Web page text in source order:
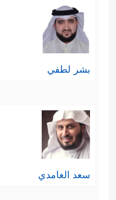
بشر لطفي
سعد الغامدي